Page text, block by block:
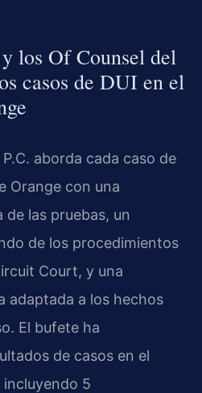
los Of Counsel del
casos de DUI en el
aborda cada caso de
Orange con una
de las pruebas, un
de los procedimientos
Court, y una
adaptada a los hechos
El bufete ha
de casos en el
5